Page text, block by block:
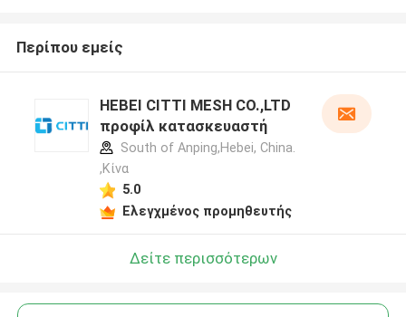
Περίπου εμείς
HEBEI CITTI MESH CO.,LTD
προφίλ κατασκευαστή
South of Anping,Hebei, China.
,Κίνα
5.0
Ελεγχμένος προμηθευτής
Δείτε περισσότερων